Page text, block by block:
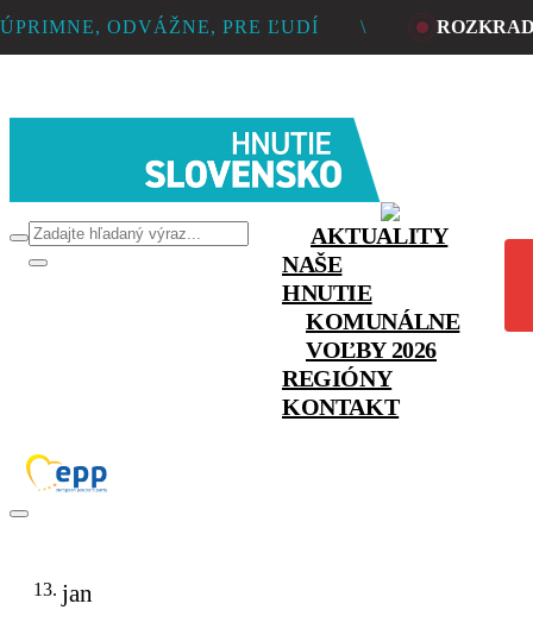
ÚPRIMNE, ODVÁŽNE, PRE ĽUDÍ \
AKTUALITY
NAŠE
HNUTIE
KOMUNÁLNE
VOĽBY 2026
REGIÓNY
KONTAKT
13. jan